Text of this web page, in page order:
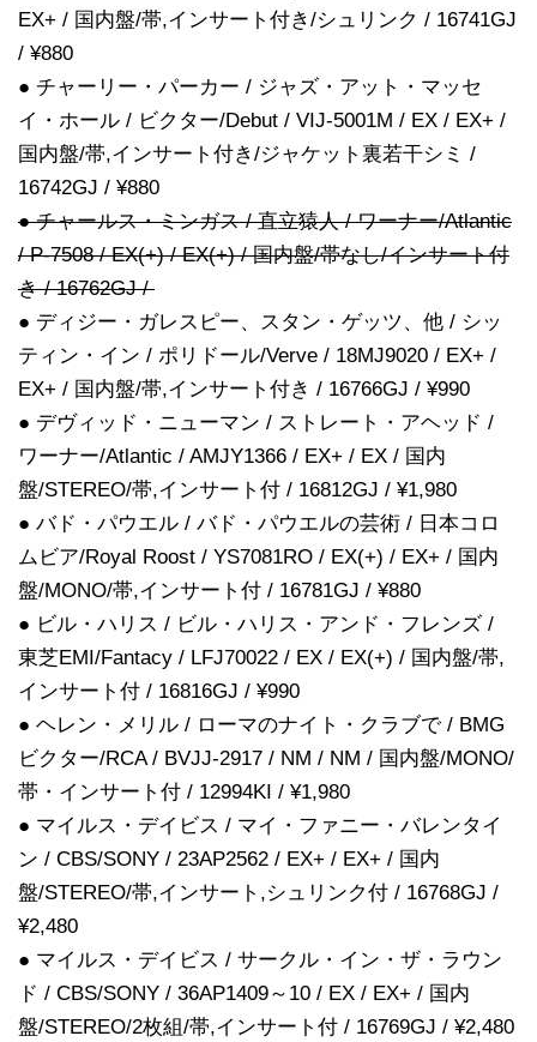
EX+ / 国内盤/帯,インサート付き/シュリンク / 16741GJ
/ ¥880
● チャーリー・パーカー / ジャズ・アット・マッセ
イ・ホール / ビクター/Debut / VIJ-5001M / EX / EX+ /
国内盤/帯,インサート付き/ジャケット裏若干シミ /
16742GJ / ¥880
● チャールス・ミンガス / 直立猿人 / ワーナー/Atlantic
/ P-7508 / EX(+) / EX(+) / 国内盤/帯なし/インサート付
き / 16762GJ /
● ディジー・ガレスピー、スタン・ゲッツ、他 / シッ
ティン・イン / ポリドール/Verve / 18MJ9020 / EX+ /
EX+ / 国内盤/帯,インサート付き / 16766GJ / ¥990
● デヴィッド・ニューマン / ストレート・アヘッド /
ワーナー/Atlantic / AMJY1366 / EX+ / EX / 国内
盤/STEREO/帯,インサート付 / 16812GJ / ¥1,980
● バド・パウエル / バド・パウエルの芸術 / 日本コロ
ムビア/Royal Roost / YS7081RO / EX(+) / EX+ / 国内
盤/MONO/帯,インサート付 / 16781GJ / ¥880
● ビル・ハリス / ビル・ハリス・アンド・フレンズ /
東芝EMI/Fantacy / LFJ70022 / EX / EX(+) / 国内盤/帯,
インサート付 / 16816GJ / ¥990
● ヘレン・メリル / ローマのナイト・クラブで / BMG
ビクター/RCA / BVJJ-2917 / NM / NM / 国内盤/MONO/
帯・インサート付 / 12994KI / ¥1,980
● マイルス・デイビス / マイ・ファニー・バレンタイ
ン / CBS/SONY / 23AP2562 / EX+ / EX+ / 国内
盤/STEREO/帯,インサート,シュリンク付 / 16768GJ /
¥2,480
● マイルス・デイビス / サークル・イン・ザ・ラウン
ド / CBS/SONY / 36AP1409～10 / EX / EX+ / 国内
盤/STEREO/2枚組/帯,インサート付 / 16769GJ / ¥2,480